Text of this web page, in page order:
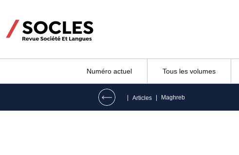
Numéro actuel Tous les volumes
| Articles | Maghreb